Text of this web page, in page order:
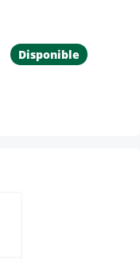
Disponible